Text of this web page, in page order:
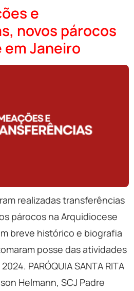
e
novos párocos
Janeiro
realizadas transferências
párocos na Arquidiocese
breve histórico e biografia
posse das atividades
PARÓQUIA SANTA RITA
Helmann, SCJ Padre